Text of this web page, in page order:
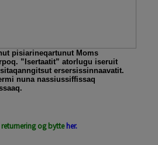
pisiarineqartunut Moms
”Isertaatit” atorlugu iseruit
ersersissinnaavatit.
nuna nassiussiffissaq
og bytte her.